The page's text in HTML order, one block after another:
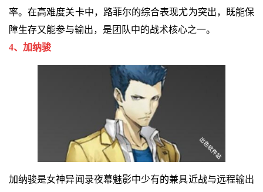
率。在高难度关卡中，路菲尔的综合表现尤为突出，既能保
障生存又能参与输出，是团队中的战术核心之一。
4、加纳骏
加纳骏是女神异闻录夜幕魅影中少有的兼具近战与远程输出